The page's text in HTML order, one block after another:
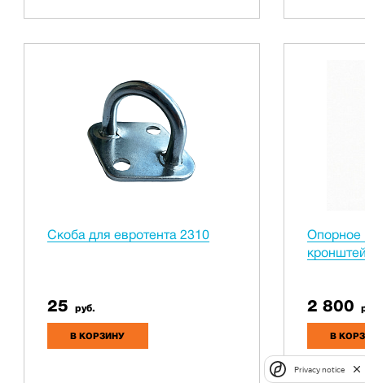
Скоба для евротента 2310
25 руб.
В КОРЗИНУ
Опорное
2 800
В
Privacy notice